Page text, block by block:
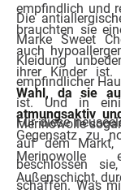
empfindlich und
brauchten sie
auch
ihrer Kinder ist.
Wahl, da sie
atmungsaktiv
Gegensatz zu
Merinowolle
Außenschicht,
Die
Marke Sweet
Kleidung
empfindlicher
ist. Und in
Merinowolle
Für diese
auf dem Markt,
beschlossen
schaffen. Was